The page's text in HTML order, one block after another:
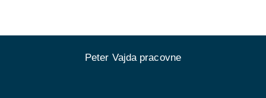
Peter Vajda pracovne